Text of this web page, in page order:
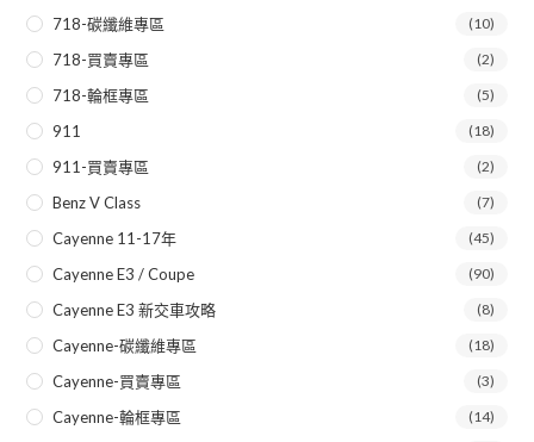
718-碳纖維專區 (10)
718-買賣專區 (2)
718-輪框專區 (5)
911 (18)
911-買賣專區 (2)
Benz V Class (7)
Cayenne 11-17年 (45)
Cayenne E3 / Coupe (90)
Cayenne E3 新交車攻略 (8)
Cayenne-碳纖維專區 (18)
Cayenne-買賣專區 (3)
Cayenne-輪框專區 (14)